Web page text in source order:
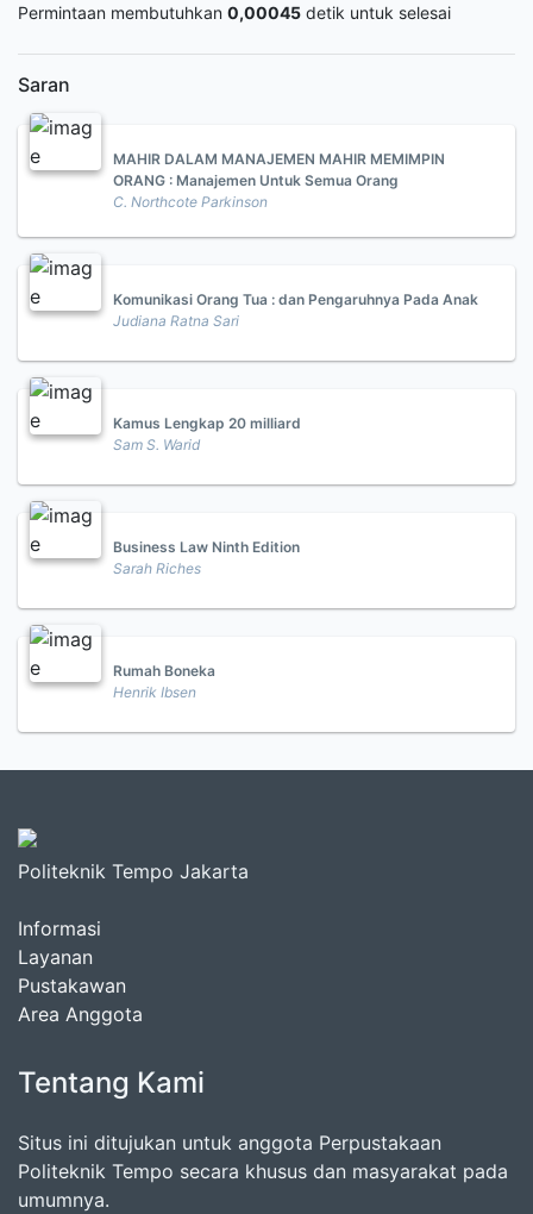
Permintaan membutuhkan 0,00045 detik untuk selesai
Saran
MAHIR DALAM MANAJEMEN MAHIR MEMIMPIN
ORANG : Manajemen Untuk Semua Orang
C. Northcote Parkinson
Komunikasi Orang Tua : dan Pengaruhnya Pada Anak
Judiana Ratna Sari
Kamus Lengkap 20 milliard
Sam S. Warid
Business Law Ninth Edition
Sarah Riches
Rumah Boneka
Henrik Ibsen
Politeknik Tempo Jakarta
Informasi
Layanan
Pustakawan
Area Anggota
Tentang Kami
Situs ini ditujukan untuk anggota Perpustakaan
Politeknik Tempo secara khusus dan masyarakat pada
umumnya.